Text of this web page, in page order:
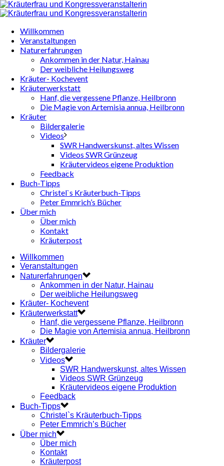
Willkommen
Veranstaltungen
Naturerfahrungen
Ankommen in der Natur, Hainau
Der weibliche Heilungsweg
Kräuter- Kochevent
Kräuterwerkstatt
Hanf, die vergessene Pflanze, Heilbronn
Die Magie von Artemisia annua, Heilbronn
Kräuter
Bildergalerie
Videos
SWR Handwerskunst, altes Wissen
Videos SWR Grünzeug
Kräutervideos eigene Produktion
Feedback
Buch-Tipps
Christel`s Kräuterbuch-Tipps
Peter Emmrich’s Bücher
Über mich
Über mich
Kontakt
Kräuterpost
Willkommen
Veranstaltungen
Naturerfahrungen
Ankommen in der Natur, Hainau
Der weibliche Heilungsweg
Kräuter- Kochevent
Kräuterwerkstatt
Hanf, die vergessene Pflanze, Heilbronn
Die Magie von Artemisia annua, Heilbronn
Kräuter
Bildergalerie
Videos
SWR Handwerskunst, altes Wissen
Videos SWR Grünzeug
Kräutervideos eigene Produktion
Feedback
Buch-Tipps
Christel`s Kräuterbuch-Tipps
Peter Emmrich’s Bücher
Über mich
Über mich
Kontakt
Kräuterpost